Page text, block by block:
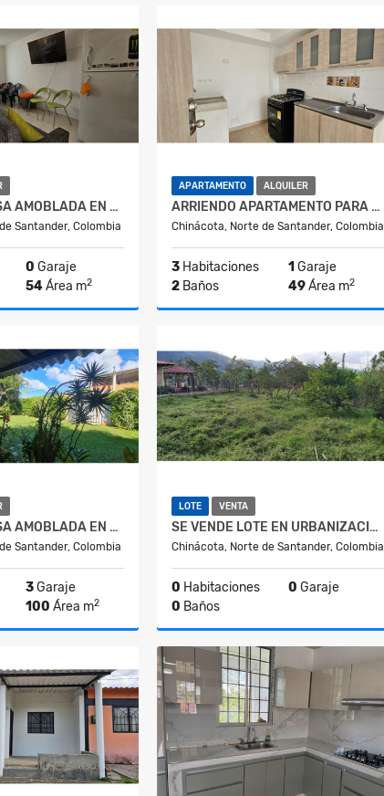
$3.000.000
ARRIENDO CASA AMOBLADA EN CONJUNTO CERRADO DE CHINACOTA
Santander, Colombia
0 Garaje
54Área m2
$1.000.000
APARTAMENTO ALQUILER
ARRIENDO APARTAMENTO PARA ESTRENAR EN CHINACOTA
Chinácota, Norte de Santander, Colombia
3 Habitaciones 1 Garaje
2 Baños 49Área m2
$850.000
ARRIENDO CASA AMOBLADA EN CHINACOTA
Santander, Colombia
3Garaje
100 Área m2
$1.000.000
LOTE VENTA
SE VENDE LOTE EN URBANIZACION DE CHINACOTA
Chinácota, Norte de Santander, Colombia
0 Habitaciones 0 Garaje
0 Baños
$195.000.000